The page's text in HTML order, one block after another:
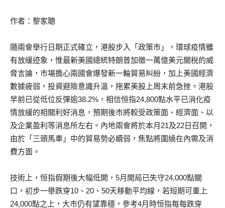
作者：黎家聰
隨兩會舉行日期正式確立，港股步入「政策市」，環球疫情雖
有放緩迹象，惟最新美國總統特朗普加徵一萬億美元關稅的威
脅言論，市場擔心兩國會爆發新一輪貿易糾紛，加上美國經濟
數據疲弱，投資避險意識升溫，拖累美股上周末前急挫。港股
早前已從低位反彈逾38.2%，相信恒指24,800點水平已消化疫
情放緩的相關利好消息，預期後市將較受政策面、經濟面、以
及企業盈利等消息所左右。內地兩會將於本月21及22日召開，
由於「三頭馬車」中的貿易勢必續弱，焦點將圍繞在內需及消
費方面。
技術上，恒指假期後大幅低開，5月開局已失守24,000點關
口，初步一舉跌穿10、20、50天移動平均線，若短期可重上
24,000點之上，大市仍有望靠穩，參考4月時恒指每每跌穿